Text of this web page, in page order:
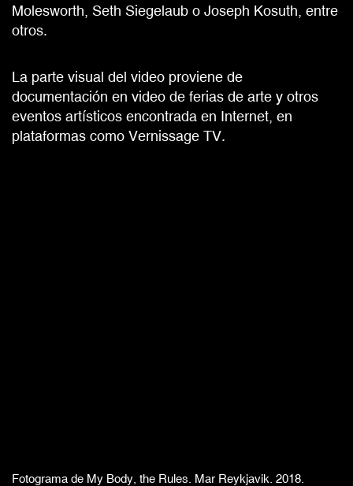
Molesworth, Seth Siegelaub o Joseph Kosuth, entre
otros.
La parte visual del video proviene de
documentación en video de ferias de arte y otros
eventos artísticos encontrada en Internet, en
plataformas como Vernissage TV.
Fotograma de My Body, the Rules. Mar Reykjavik. 2018.